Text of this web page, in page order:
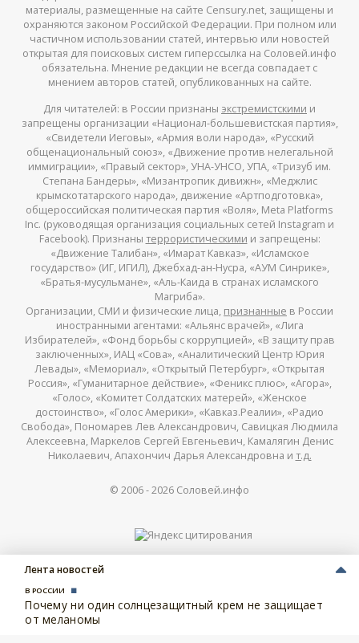
Лента новостей
В РОССИИ
Почему ни один солнцезащитный крем не защищает
от меланомы
материалы, размещенные на сайте Censury.net, защищены и
охраняются законом Российской Федерации. При полном или
частичном использовании статей, интервью или новостей
открытая для поисковых систем гиперссылка на Соловей.инфо
обязательна. Мнение редакции не всегда совпадает с
мнением авторов статей, опубликованных на сайте.
Для читателей: в России признаны экстремистскими и
запрещены организации «Национал-большевистская партия»,
«Свидетели Иеговы», «Армия воли народа», «Русский
общенациональный союз», «Движение против нелегальной
иммиграции», «Правый сектор», УНА-УНСО, УПА, «Тризуб им.
Степана Бандеры», «Мизантропик дивижн», «Меджлис
крымскотатарского народа», движение «Артподготовка»,
общероссийская политическая партия «Воля», Meta Platforms
Inc. (руководящая организация социальных сетей Instagram и
Facebook). Признаны террористическими и запрещены:
«Движение Талибан», «Имарат Кавказ», «Исламское
государство» (ИГ, ИГИЛ), Джебхад-ан-Нусра, «АУМ Синрике»,
«Братья-мусульмане», «Аль-Каида в странах исламского
Магриба».
Организации, СМИ и физические лица, признанные в России
иностранными агентами: «Альянс врачей», «Лига
Избирателей», «Фонд борьбы с коррупцией», «В защиту прав
заключенных», ИАЦ «Сова», «Аналитический Центр Юрия
Левады», «Мемориал», «Открытый Петербург», «Открытая
Россия», «Гуманитарное действие», «Феникс плюс», «Агора»,
«Голос», «Комитет Солдатских матерей», «Женское
достоинство», «Голос Америки», «Кавказ.Реалии», «Радио
Свобода», Пономарев Лев Александрович, Савицкая Людмила
Алексеевна, Маркелов Сергей Евгеньевич, Камалягин Денис
Николаевич, Апахончич Дарья Александровна и т.д.
© 2006 -2026 Соловей.инфо